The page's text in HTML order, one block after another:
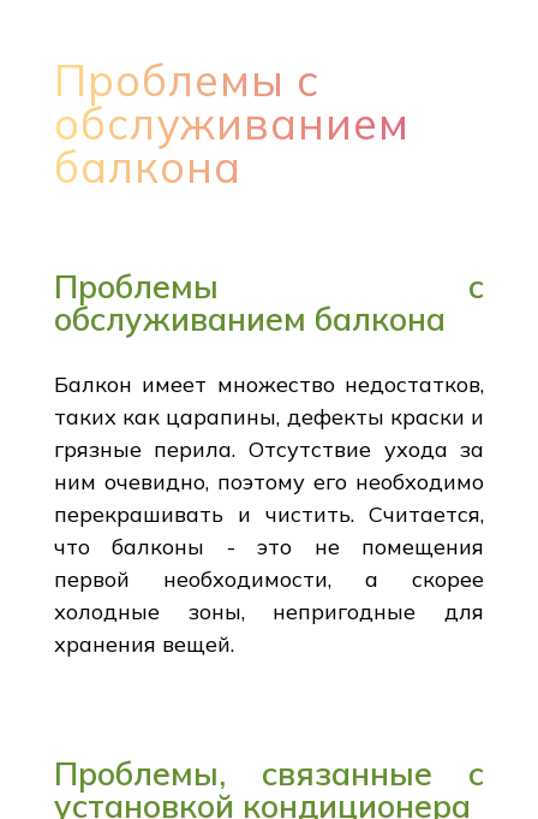
Проблемы с
обслуживанием
балкона
Проблемы с
обслуживанием балкона
Балкон имеет множество недостатков,
таких как царапины, дефекты краски и
грязные перила. Отсутствие ухода за
ним очевидно, поэтому его необходимо
перекрашивать и чистить. Считается,
что балконы - это не помещения
первой необходимости, а скорее
холодные зоны, непригодные для
хранения вещей.
Проблемы, связанные с
установкой кондиционера